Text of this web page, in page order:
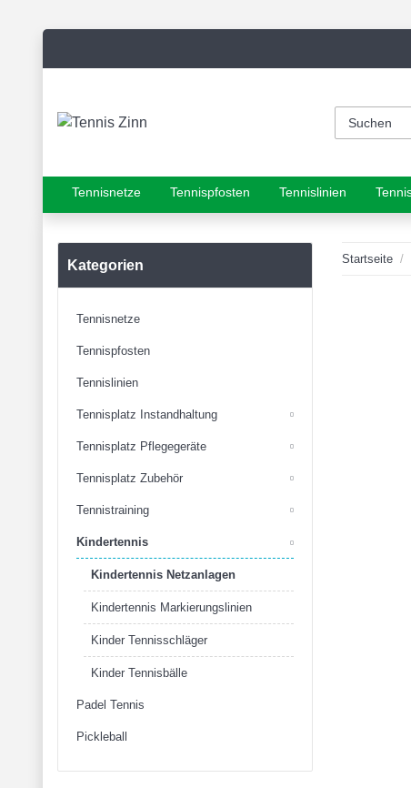
Tennisnetze Tennispfosten Tennislinien
Startseite
Kategorien
Tennisnetze
Tennispfosten
Tennislinien
Tennisplatz Instandhaltung
Tennisplatz Pflegegeräte
Tennisplatz Zubehör
Tennistraining
Kindertennis
Kindertennis Netzanlagen
Kindertennis Markierungslinien
Kinder Tennisschläger
Kinder Tennisbälle
Padel Tennis
Pickleball